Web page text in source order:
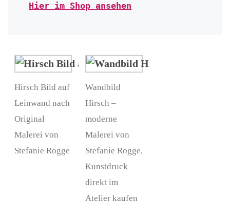
Hier im Shop ansehen
Hirsch Bild auf
Leinwand nach
Original
Malerei von
Stefanie Rogge
Wandbild
Hirsch –
moderne
Malerei von
Stefanie Rogge,
Kunstdruck
direkt im
Atelier kaufen